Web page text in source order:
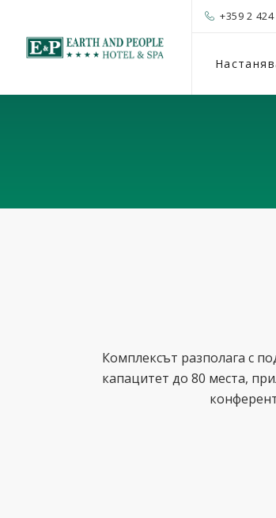
+359 2
Комплексът разполага с
капацитет до 80 места,